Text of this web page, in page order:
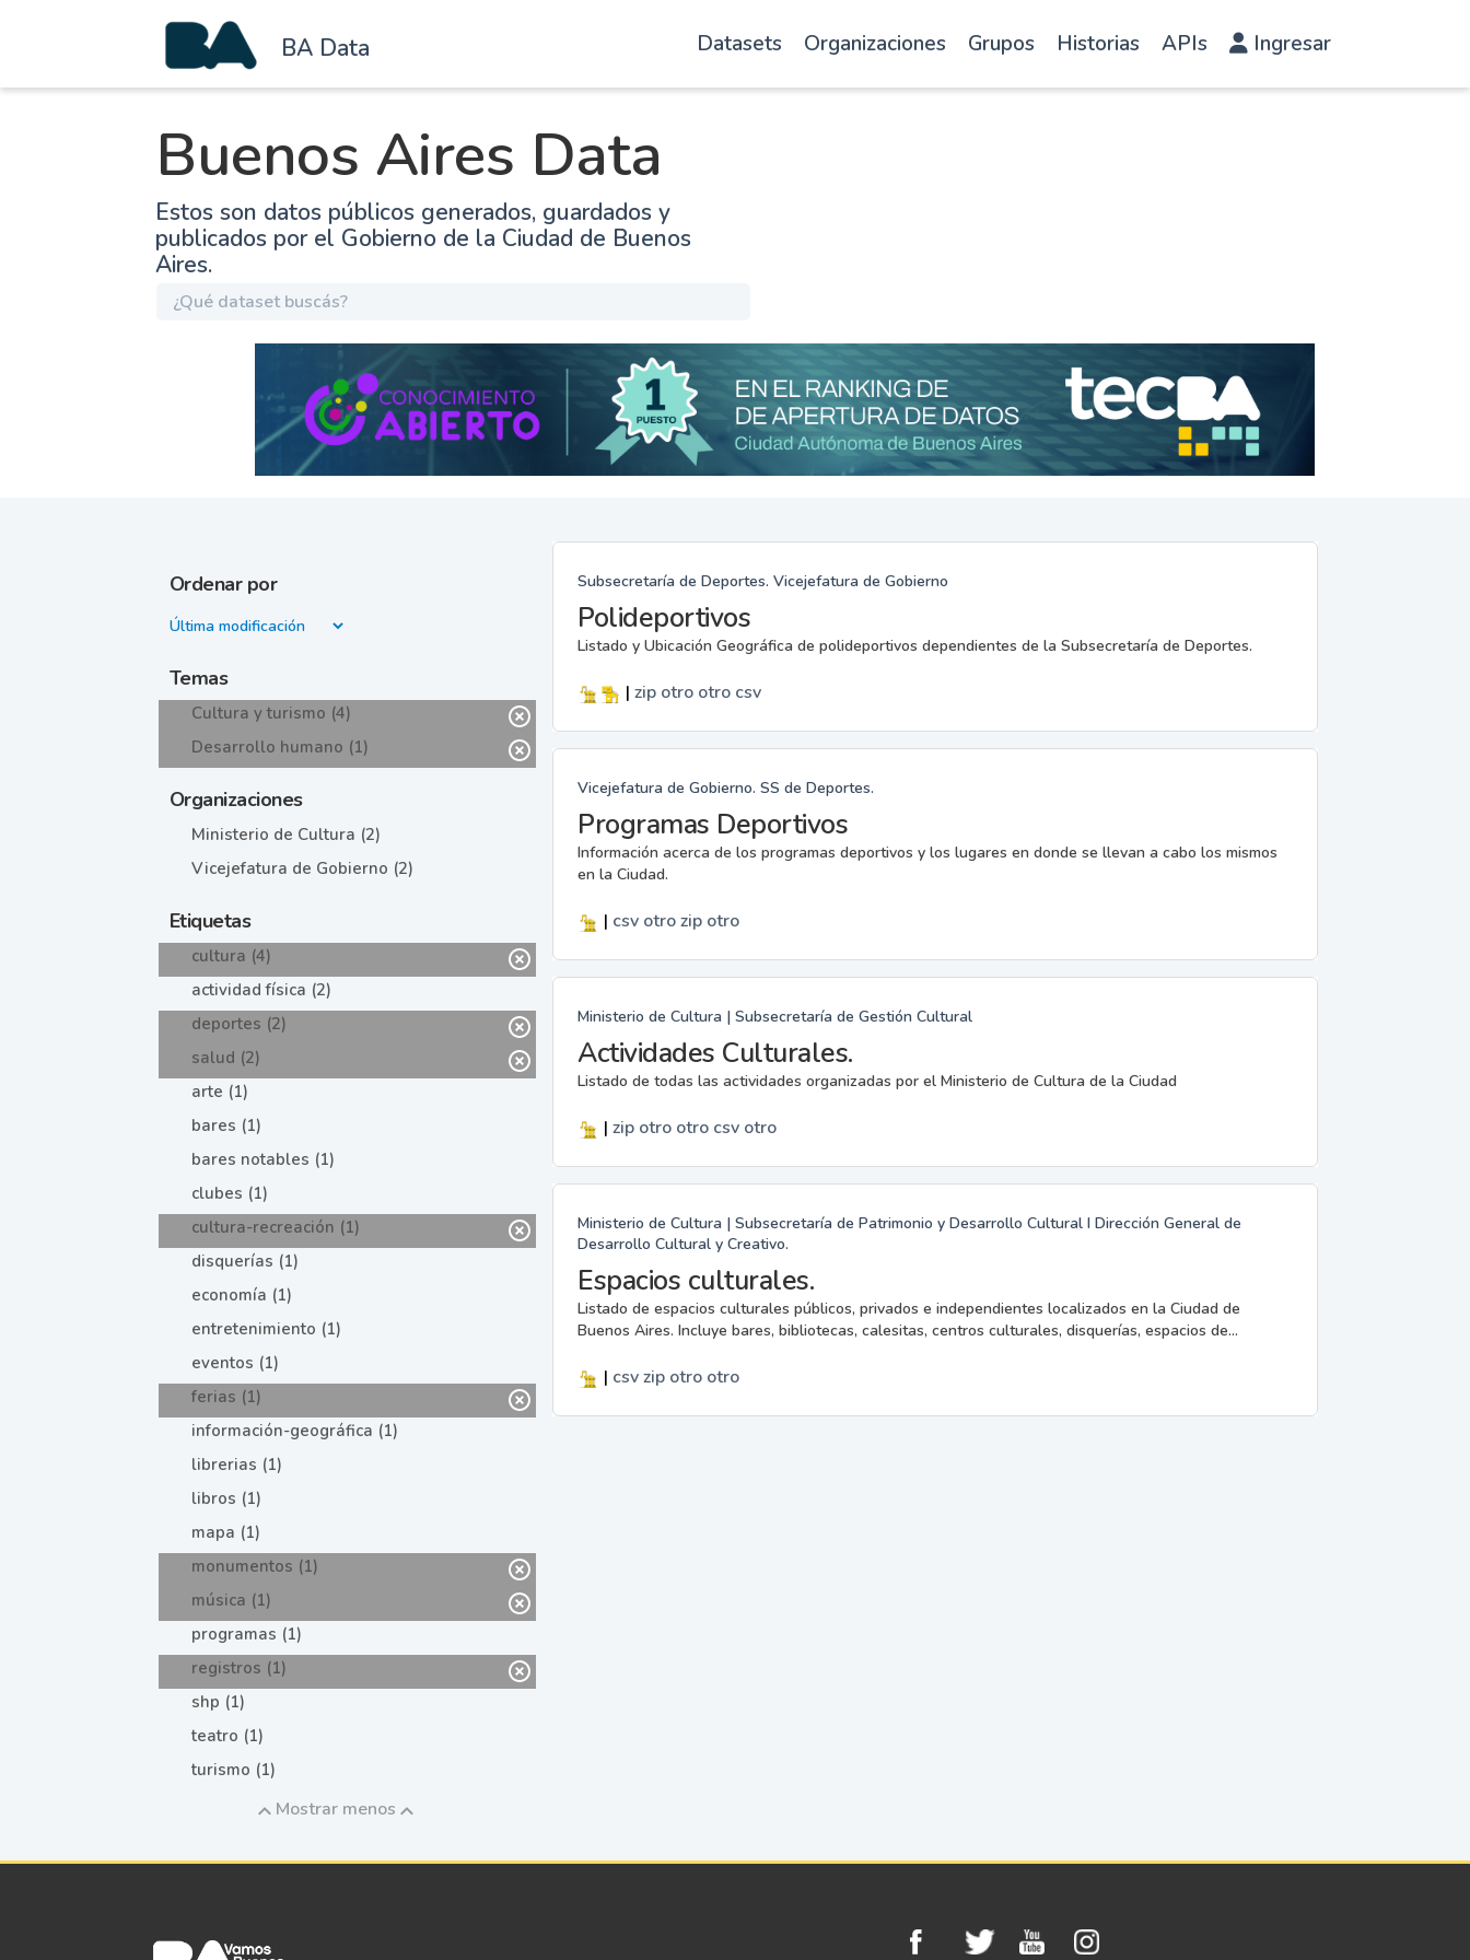
BA Data Datasets Organizaciones Grupos Historias APIs Ingresar
Buenos Aires Data
Estos son datos públicos generados, guardados y
publicados por el Gobierno de la Ciudad de Buenos
Aires.
Ordenar por
Temas
Cultura y turismo (4)
Desarrollo humano (1)
Organizaciones
Ministerio de Cultura (2)
Vicejefatura de Gobierno (2)
Etiquetas
cultura (4)
actividad física (2)
deportes (2)
salud (2)
arte (1)
bares (1)
bares notables (1)
clubes (1)
cultura-recreación (1)
disquerías (1)
economía (1)
entretenimiento (1)
eventos (1)
ferias (1)
información-geográfica (1)
librerias (1)
libros (1)
mapa (1)
monumentos (1)
música (1)
programas (1)
registros (1)
shp (1)
teatro (1)
turismo (1)
Mostrar menos
Subsecretaría de Deportes. Vicejefatura de Gobierno
Polideportivos
Listado y Ubicación Geográfica de polideportivos dependientes de la Subsecretaría de Deportes.
| zip otro otro csv
Vicejefatura de Gobierno. SS de Deportes.
Programas Deportivos
Información acerca de los programas deportivos y los lugares en donde se llevan a cabo los mismos
en la Ciudad.
| csv otrozip otro
Ministerio de Cultura | Subsecretaría de Gestión Cultural
Actividades Culturales.
Listado de todas las actividades organizadas por el Ministerio de Cultura de la Ciudad
| zip otro otro csv otro
Ministerio de Cultura | Subsecretaría de Patrimonio y Desarrollo Cultural I Dirección General de
Desarrollo Cultural y Creativo.
Espacios culturales.
Listado de espacios culturales públicos, privados e independientes localizados en la Ciudad de
Buenos Aires. Incluye bares, bibliotecas, calesitas, centros culturales, disquerías, espacios de...
| csvzip otro otro